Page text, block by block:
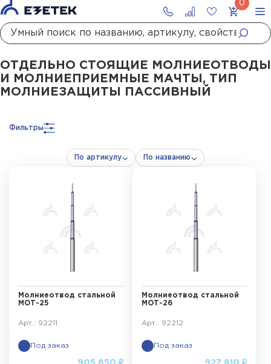
ГлавнаяКаталог МолниезащитаМолниеприёмные мачтыОтдельно
ОТДЕЛЬНО СТОЯЩИЕ МОЛНИЕОТВОДЫ
И МОЛНИЕПРИЕМНЫЕ МАЧТЫ, ТИП
МОЛНИЕЗАЩИТЫ ПАССИВНЫЙ
Фильтры
По артикулу По названию
Молниеотвод стальной
МОТ-25
Арт.: 92211
Под заказ
Молниеотвод стальной
МОТ-26
Арт.: 92212
Под заказ